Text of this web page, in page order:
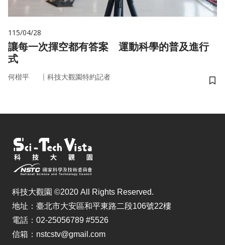
115/04/28
讓每一次揮空都有答案 運動科學的普及進行
式
何楷平 ｜ 科技大觀園特約記者
儲
科技大觀園 ©2020 All Rights Reserved.
地址：臺北市大安區和平東路二段106號22樓
電話：02-25056789 #5526
信箱：nstcstv@gmail.com